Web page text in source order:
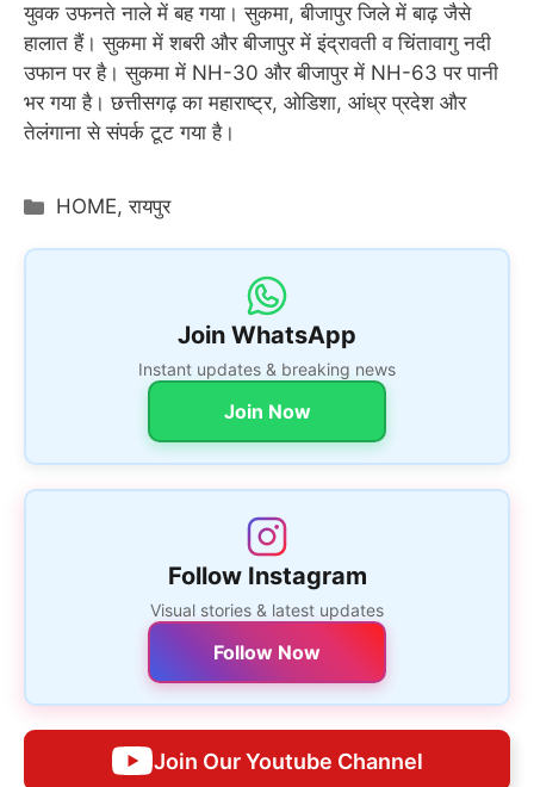
युवक उफनते नाले में बह गया। सुकमा, बीजापुर जिले में बाढ़ जैसे
हालात हैं। सुकमा में शबरी और बीजापुर में इंद्रावती व चिंतावागु नदी
उफान पर है। सुकमा में NH-30 और बीजापुर में NH-63 पर पानी
भर गया है। छत्तीसगढ़ का महाराष्ट्र, ओडिशा, आंध्र प्रदेश और
तेलंगाना से संपर्क टूट गया है।
Categories
HOME,रायपुर
Join WhatsApp
Instant updates & breaking news
Join Now
Follow Instagram
Visual stories & latest updates
Follow Now
Join Our Youtube Channel